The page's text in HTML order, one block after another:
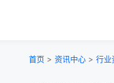
首页 > 资讯中心 > 行业